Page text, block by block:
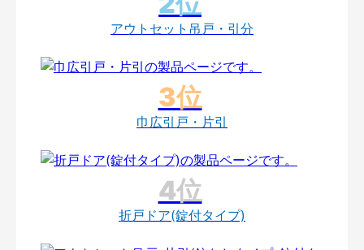
アウトセット吊戸・引分
巾広引戸・片引
折戸ドア(錠付タイプ)